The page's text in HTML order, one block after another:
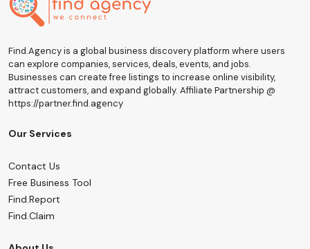
Find.Agency is a global business discovery platform where users
can explore companies, services, deals, events, and jobs.
Businesses can create free listings to increase online visibility,
attract customers, and expand globally. Affiliate Partnership @
https://partner.find.agency
Our Services
Contact Us
Free Business Tool
Find.Report
Find.Claim